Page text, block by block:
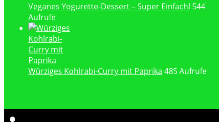
Veganes Yogurette-Dessert – Super Einfach! 544
Aufrufe
Würziges Kohlrabi-Curry mit Paprika 485 Aufrufe